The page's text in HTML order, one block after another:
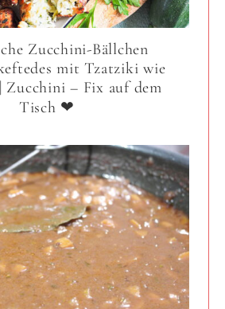
Zucchini-Bällchen
mit Tzatziki wie
Zucchini – Fix auf dem
Tisch ❤